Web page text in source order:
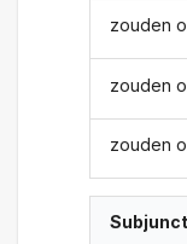
zouden
zouden
zouden